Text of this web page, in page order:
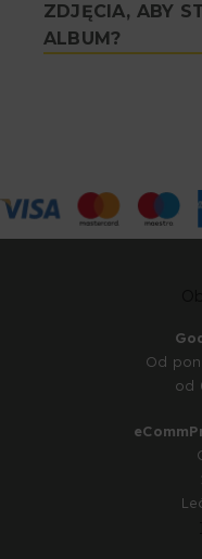
ZDJĘCIA, ABY
ALBUM?
Od
od